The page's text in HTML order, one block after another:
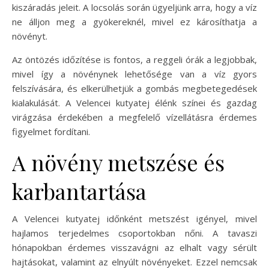
kiszáradás jeleit. A locsolás során ügyeljünk arra, hogy a víz
ne álljon meg a gyökereknél, mivel ez károsíthatja a
növényt.
Az öntözés időzítése is fontos, a reggeli órák a legjobbak,
mivel így a növénynek lehetősége van a víz gyors
felszívására, és elkerülhetjük a gombás megbetegedések
kialakulását. A Velencei kutyatej élénk színei és gazdag
virágzása érdekében a megfelelő vízellátásra érdemes
figyelmet fordítani.
A növény metszése és
karbantartása
A Velencei kutyatej időnként metszést igényel, mivel
hajlamos terjedelmes csoportokban nőni. A tavaszi
hónapokban érdemes visszavágni az elhalt vagy sérült
hajtásokat, valamint az elnyúlt növényeket. Ezzel nemcsak